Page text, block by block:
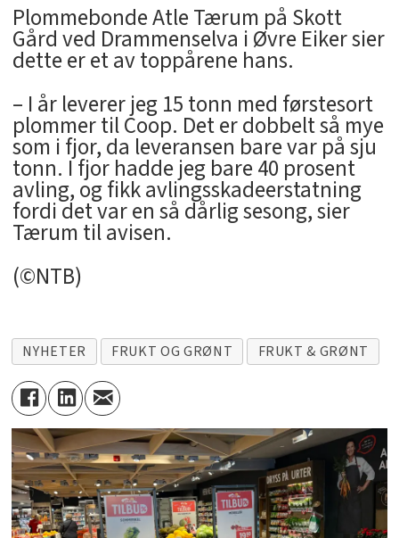
Plommebonde Atle Tærum på Skott
Gård ved Drammenselva i Øvre Eiker sier
dette er et av toppårene hans.
– I år leverer jeg 15 tonn med førstesort
plommer til Coop. Det er dobbelt så mye
som i fjor, da leveransen bare var på sju
tonn. I fjor hadde jeg bare 40 prosent
avling, og fikk avlingsskadeerstatning
fordi det var en så dårlig sesong, sier
Tærum til avisen.
(©NTB)
NYHETER FRUKT OG GRØNT FRUKT & GRØNT